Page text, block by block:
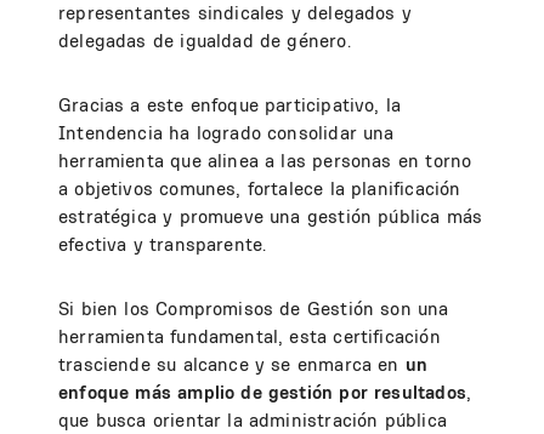
representantes sindicales y delegados y
delegadas de igualdad de género.
Gracias a este enfoque participativo, la
Intendencia ha logrado consolidar una
herramienta que alinea a las personas en torno
a objetivos comunes, fortalece la planificación
estratégica y promueve una gestión pública más
efectiva y transparente.
Si bien los Compromisos de Gestión son una
herramienta fundamental, esta certificación
trasciende su alcance y se enmarca en un
enfoque más amplio de gestión por resultados,
que busca orientar la administración pública